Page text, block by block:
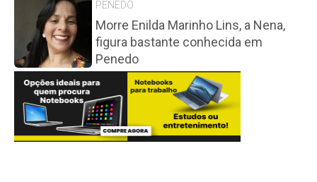
PENEDO
Morre Enilda Marinho Lins, a Nena,
figura bastante conhecida em
Penedo